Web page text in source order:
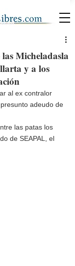
Micheladasla
y a los
al ex contralor
adeudo de
las patas los
de SEAPAL, el